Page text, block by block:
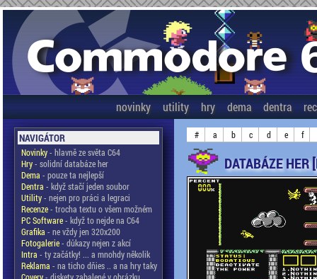
novinky utility hry dema dentra
NAVIGÁTOR
Novinky- hlavně ze světa C64
Hry- solidní databáze her
Dema - pouze ta nejlepší
Dentra - když stačí jeden soubor
Utility- nejen pro práci a legraci
Recenze- trocha textu o všem možném
PC Software- když to nejde na C64
Grafika - ne vždy jen 320x200
Fotogalerie- důkazy nejen z akcí
Intra - ty začátky! ... a mnohdy několik
Reklama - na ticho dňies .. a na hry taky
# a b c d e f
DATABÁZE HER